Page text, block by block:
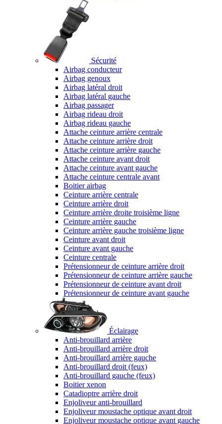
Sécurité
Airbag conducteur
Airbag genoux
Airbag latéral droit
Airbag latéral gauche
Airbag passager
Airbag rideau droit
Airbag rideau gauche
Attache ceinture arrière centrale
Attache ceinture arrière droit
Attache ceinture arrière gauche
Attache ceinture avant droit
Attache ceinture avant gauche
Attache ceinture centrale avant
Boitier airbag
Ceinture arrière centrale
Ceinture arrière droit
Ceinture arrière droite troisième ligne
Ceinture arrière gauche
Ceinture arrière gauche troisième ligne
Ceinture avant droit
Ceinture avant gauche
Ceinture centrale
Prétensionneur de ceinture arrière droit
Prétensionneur de ceinture arrière gauche
Prétensionneur de ceinture avant droit
Prétensionneur de ceinture avant gauche
Éclairage
Anti-brouillard arrière
Anti-brouillard arrière droit
Anti-brouillard arrière gauche
Anti-brouillard droit (feux)
Anti-brouillard gauche (feux)
Boitier xenon
Catadioptre arrière droit
Enjoliveur anti-brouillard
Enjoliveur moustache optique avant droit
Enjoliveur moustache optique avant gauche